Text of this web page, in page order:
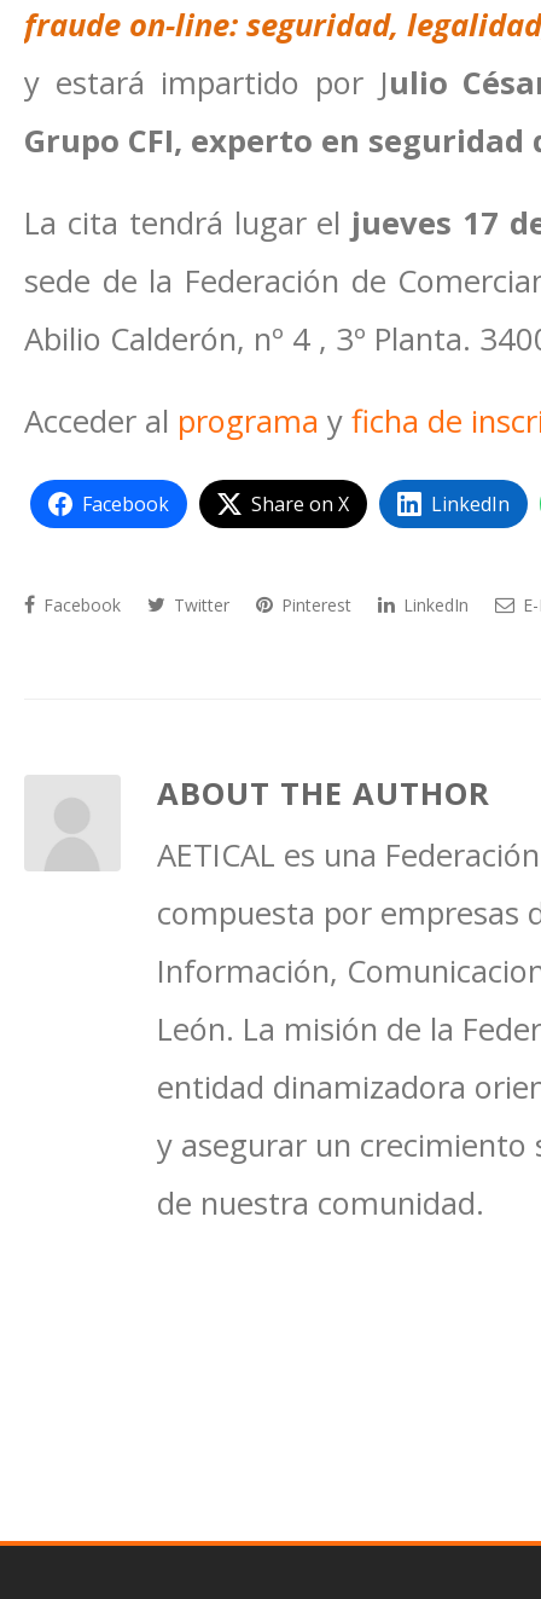
fraude on-line: seguridad,
y estará impartido por Julio
Grupo CFI, experto en
La cita tendrá lugar el jueves 17
sede de la Federación de
Abilio Calderón, nº 4 , 3º Planta.
Acceder al programa y ficha de
Facebook Share on X LinkedIn
Facebook Twitter Pinterest LinkedIn
ABOUT THE AUTHOR
AETICAL es una
compuesta por empresas
Información,
León. La misión de la
entidad dinamizadora
y asegurar un crecimiento
de nuestra comunidad.